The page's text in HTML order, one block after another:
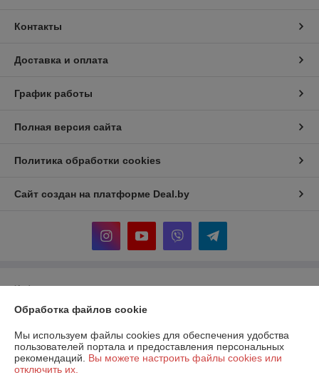
Контакты
Доставка и оплата
График работы
Полная версия сайта
Политика обработки cookies
Сайт создан на платформе Deal.by
Информация для покупателя
Юридическое лицо:ООО "Прогреем"
0,7км севернее аг. Подгорная
Регистрационный номер ЕГР: 291519217
Обработка файлов cookie
Мы используем файлы cookies для обеспечения удобства
пользователей портала и предоставления персональных
рекомендаций. Вы можете настроить файлы cookies или
отключить их.